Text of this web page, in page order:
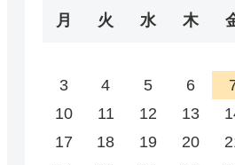
月 火 水 木
3
4 5 6
10
11 12 13
17
18 19 20